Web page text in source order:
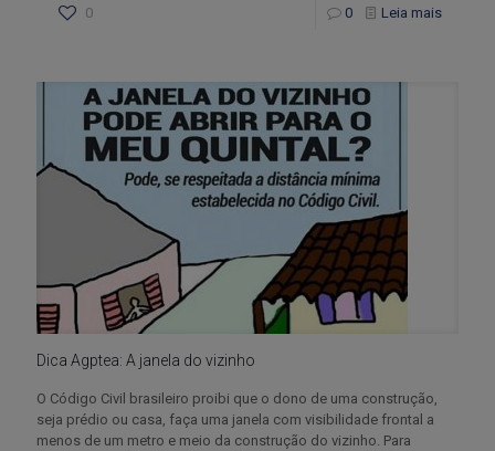
0 0 Leia mais
Dica Agptea: A janela do vizinho
O Código Civil brasileiro proibi que o dono de uma construção,
seja prédio ou casa, faça uma janela com visibilidade frontal a
menos de um metro e meio da construção do vizinho. Para